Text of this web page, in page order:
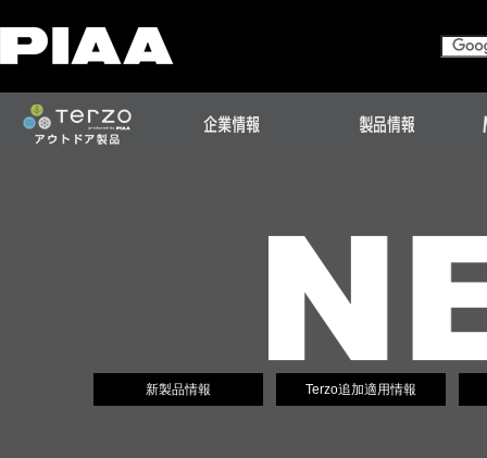
新製品情報 Terzo追加適用情報